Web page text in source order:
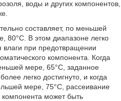
воды и других компонентов,
составляет, по меньшей
80°С. В этом диапазоне легко
влаги при предотвращении
компонента. Когда
мере, 65°C, заданное
легко достигнуто, и когда
мере, 75°C, рассеивание
компонента может быть